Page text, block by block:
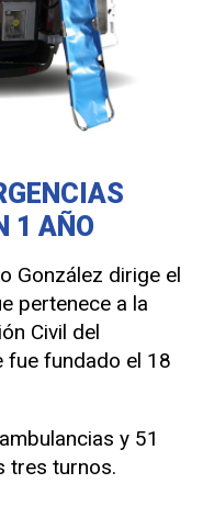
1 AÑO
González dirige el
pertenece a la
Civil del
fue fundado el 18
y 51
tres turnos.